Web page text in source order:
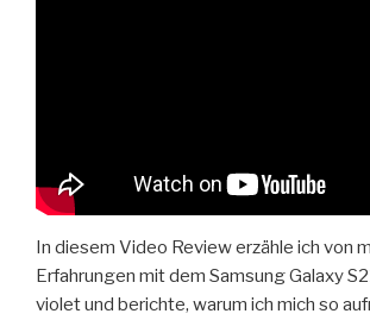
In diesem Video Review erzähle ich von
Erfahrungen mit dem Samsung Galaxy
violet und berichte, warum ich mich so